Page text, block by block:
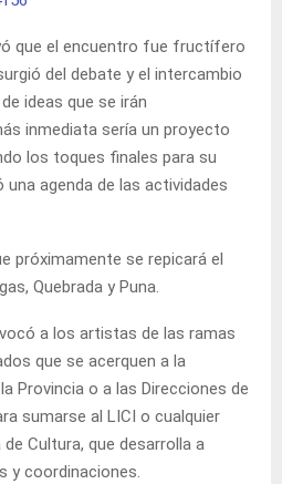
que el encuentro fue fructífero
del debate y el intercambio
ideas que se irán
inmediata sería un proyecto
los toques finales para su
agenda de las actividades
próximamente se repicará el
Quebrada y Puna.
a los artistas de las ramas
que se acerquen a la
Provincia o a las Direcciones de
sumarse al LICI o cualquier
Cultura, que desarrolla a
y coordinaciones.